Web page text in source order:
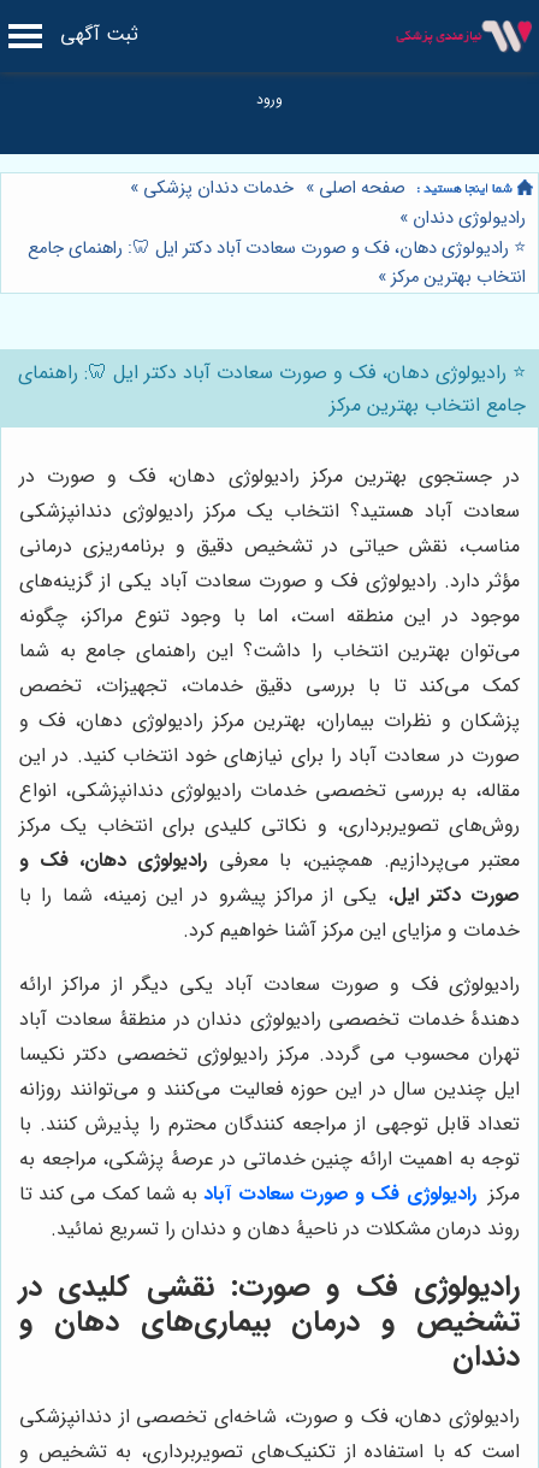
ثبت آگهی
صفحه اصلی » خدمات دندان پزشکی »
رادیولوژی دندان »
⭐️ رادیولوژی دهان، فک و صورت سعادت آباد دکتر ایل 🦷: راهنمای جامع
انتخاب بهترین مرکز»
⭐️ رادیولوژی دهان، فک و صورت سعادت آباد دکتر ایل 🦷: راهنمای
جامع انتخاب بهترین مرکز
در جستجوی بهترین مرکز رادیولوژی دهان، فک و صورت در
سعادت آباد هستید؟ انتخاب یک مرکز رادیولوژی دندانپزشکی
مناسب، نقش حیاتی در تشخیص دقیق و برنامه‌ریزی درمانی
مؤثر دارد. رادیولوژی فک و صورت سعادت آباد یکی از گزینه‌های
موجود در این منطقه است، اما با وجود تنوع مراکز، چگونه
می‌توان بهترین انتخاب را داشت؟ این راهنمای جامع به شما
کمک می‌کند تا با بررسی دقیق خدمات، تجهیزات، تخصص
پزشکان و نظرات بیماران، بهترین مرکز رادیولوژی دهان، فک و
صورت در سعادت آباد را برای نیازهای خود انتخاب کنید. در این
مقاله، به بررسی تخصصی خدمات رادیولوژی دندانپزشکی، انواع
روش‌های تصویربرداری، و نکاتی کلیدی برای انتخاب یک مرکز
معتبر می‌پردازیم. همچنین، با معرفی رادیولوژی دهان، فک و
صورت دکتر ایل، یکی از مراکز پیشرو در این زمینه، شما را با
خدمات و مزایای این مرکز آشنا خواهیم کرد.
رادیولوژی فک و صورت سعادت آباد یکی دیگر از مراکز ارائه
دهندۀ خدمات تخصصی رادیولوژی دندان در منطقۀ سعادت آباد
تهران محسوب می گردد. مرکز رادیولوژی تخصصی دکتر نکیسا
ایل چندین سال در این حوزه فعالیت می‌کنند و می‌توانند روزانه
تعداد قابل توجهی از مراجعه کنندگان محترم را پذیرش کنند. با
توجه به اهمیت ارائه چنین خدماتی در عرصۀ پزشکی، مراجعه به
مرکز رادیولوژی فک و صورت سعادت آبادبه شما کمک می کند تا
روند درمان مشکلات در ناحیۀ دهان و دندان را تسریع نمائید.
رادیولوژی فک و صورت: نقشی کلیدی در
تشخیص و درمان بیماری‌های دهان و
دندان
رادیولوژی دهان، فک و صورت، شاخه‌ای تخصصی از دندانپزشکی
است که با استفاده از تکنیک‌های تصویربرداری، به تشخیص و